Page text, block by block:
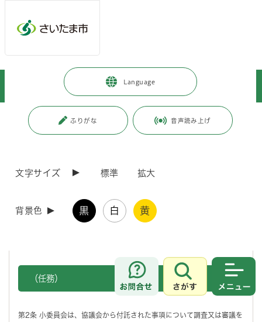
Language
ふりがな 音声読み上げ
文字サイズ 標準 拡大
背景色 黒 白 黄
お問合せ
さがす
市政情報 さいたま市プロフィール
小委員会規程
更新日付：2025年9月4日 / ページ番号：C023083
第1条 浦和市・大宮市・与野市合併協議会規約（以下「規約」とい
（任務）
第2条 小委員会は、協議会から付託された事項について調査又は審議を